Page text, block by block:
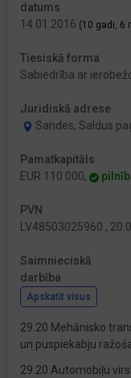
datums
14.01.2016 (10 gadi, 6
Tiesiskā forma
Sabiedrība ar
Juridiskā adrese
Sandes, Saldus
Pamatkapitāls
EUR 110 000,
PVN
LV48503025960 ,
Saimnieciskā
darbība
Apskatīt visus
29.20 Mehānisko
un puspiekabju
29.20 Automobiļu